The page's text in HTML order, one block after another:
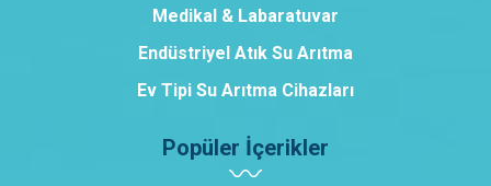
Medikal & Labaratuvar
Endüstriyel Atık Su Arıtma
Ev Tipi Su Arıtma Cihazları
Popüler İçerikler